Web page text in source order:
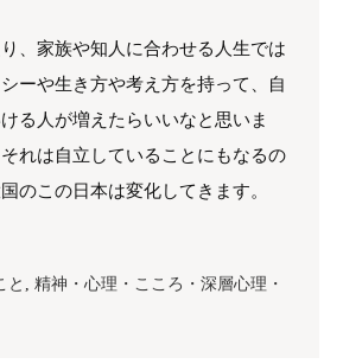
、家族や知人に合わせる人生では
ーや生き方や考え方を持って、自
る人が増えたらいいなと思いま
れは自立していることにもなるの
のこの日本は変化してきます。
と , 精神・心理・こころ・深層心理・